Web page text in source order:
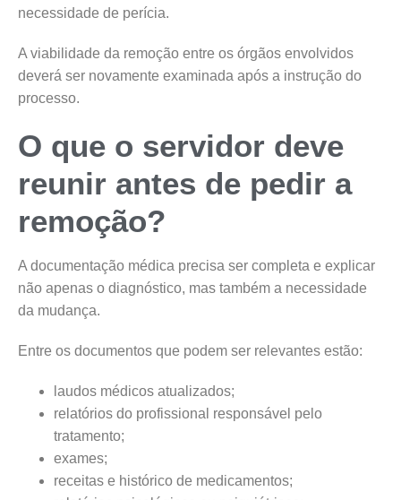
necessidade de perícia.
A viabilidade da remoção entre os órgãos envolvidos
deverá ser novamente examinada após a instrução do
processo.
O que o servidor deve
reunir antes de pedir a
remoção?
A documentação médica precisa ser completa e explicar
não apenas o diagnóstico, mas também a necessidade
da mudança.
Entre os documentos que podem ser relevantes estão:
laudos médicos atualizados;
relatórios do profissional responsável pelo
tratamento;
exames;
receitas e histórico de medicamentos;